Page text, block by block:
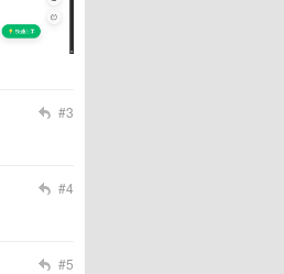
#3
#4
#5